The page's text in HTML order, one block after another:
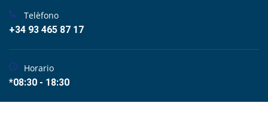
Telèfono
+34 93 465 87 17
Horario
*08:30 - 18:30